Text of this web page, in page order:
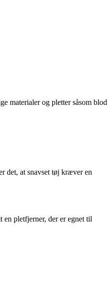
materialer og pletter såsom blod
det, at snavset tøj kræver en
pletfjerner, der er egnet til